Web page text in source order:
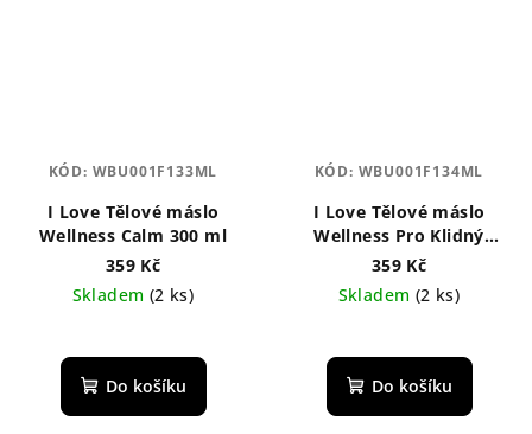
I Love Tělové máslo
Wellness Calm 300 ml
359 Kč
Skladem (2 ks)
Do košíku
KÓD: WBU001F133ML
I Love Tělové máslo
Wellness Pro Klidný
Spánek 300 ml
359 Kč
Skladem (2 ks)
Do košíku
KÓD: WBU001F134ML